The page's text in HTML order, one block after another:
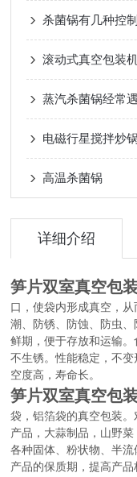
杀菌锅有几种控
蒸汽杀菌锅经常
电磁行星搅拌炒
高温杀菌锅
详细介绍
笋片双室真空包
口，使袋内形成真空，
潮、防锈、防蚀、防虫
鲜期，便于存放和运输。
不生锈。性能稳定，不
空度高，寿命长。
笋片双室真空包
袋，铝箔袋的真空包装
产品，大蒜制品，山野
各种固体、粉状物、半
产品的保质期，提高产品